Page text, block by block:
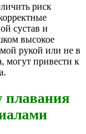
риск
сустав и
высокое
рукой или не в
могут привести к
плавания